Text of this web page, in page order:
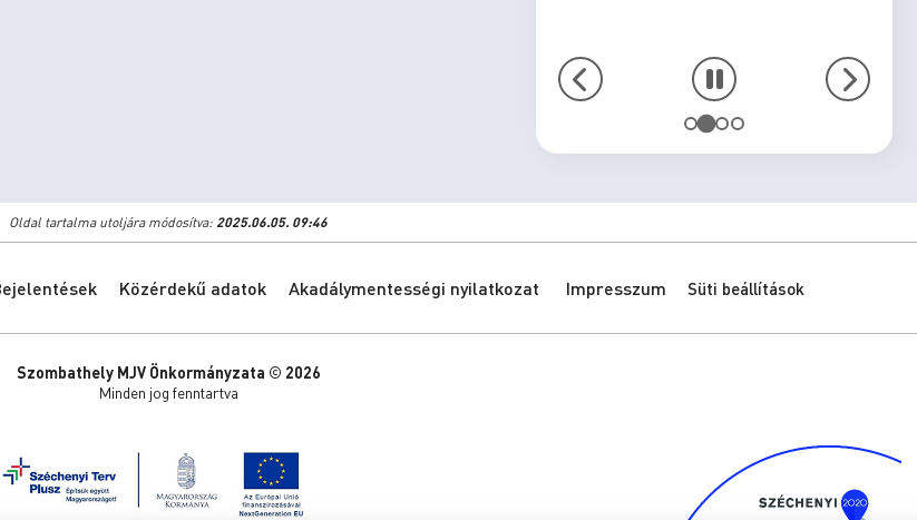
Oldal tartalma utoljára módosítva: 2025.06.05. 09:46
Közérdekű adatok Akadálymentességi nyilatkozat Impresszum Süti beállítások
Szombathely MJV Önkormányzata © 2026
Minden jog fenntartva